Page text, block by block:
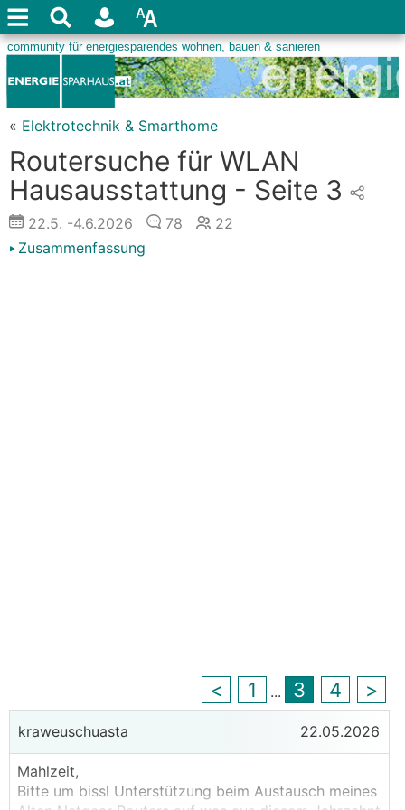
« Elektrotechnik & Smarthome
Routersuche für WLAN
Hausausstattung - Seite 3
22.5. -4.6.2026 78
22
Zusammenfassung
< 1 ... 3 4 >
kraweuschuasta 22.05.2026
Mahlzeit,
Bitte um bissl Unterstützung beim Austausch meines